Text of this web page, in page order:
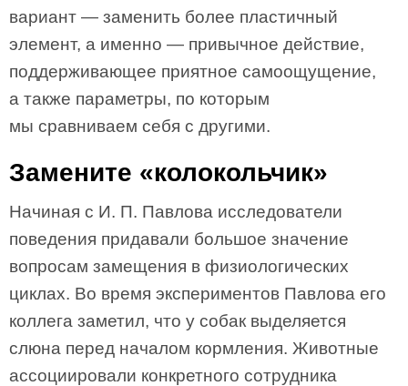
вариант — заменить более пластичный
элемент, а именно — привычное действие,
поддерживающее приятное самоощущение,
а также параметры, по которым
мы сравниваем себя с другими.
Замените «колокольчик»
Начиная с И. П. Павлова исследователи
поведения придавали большое значение
вопросам замещения в физиологических
циклах. Во время экспериментов Павлова его
коллега заметил, что у собак выделяется
слюна перед началом кормления. Животные
ассоциировали конкретного сотрудника